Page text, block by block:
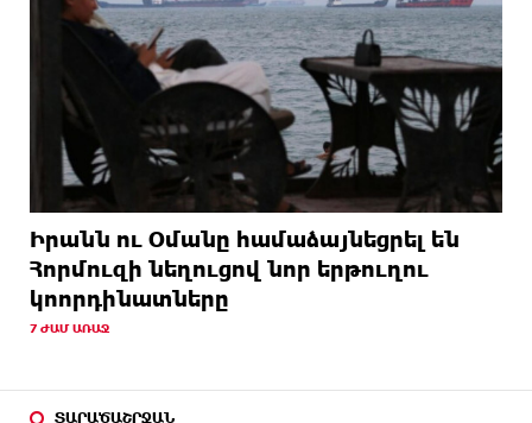
Իրանն ու Օմանը համաձայնեցրել են
Հորմուզի նեղուցով նոր երթուղու
կոորդինատները
7 ԺԱՄ ԱՌԱՋ
ՏԱՐԱԾԱՇՐՋԱՆ